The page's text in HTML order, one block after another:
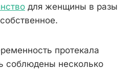
для женщины в разы
протекала
соблюдены несколько